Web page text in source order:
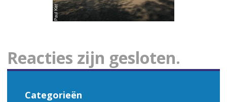
Reacties zijn gesloten.
Categorieën